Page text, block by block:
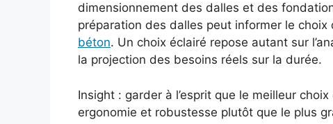
dimensionnement des dalles et des
préparation des dalles peut informer le
béton. Un choix éclairé repose autant sur
la projection des besoins réels sur la durée.
Insight : garder à l’esprit que le meilleur
ergonomie et robustesse plutôt que le plus